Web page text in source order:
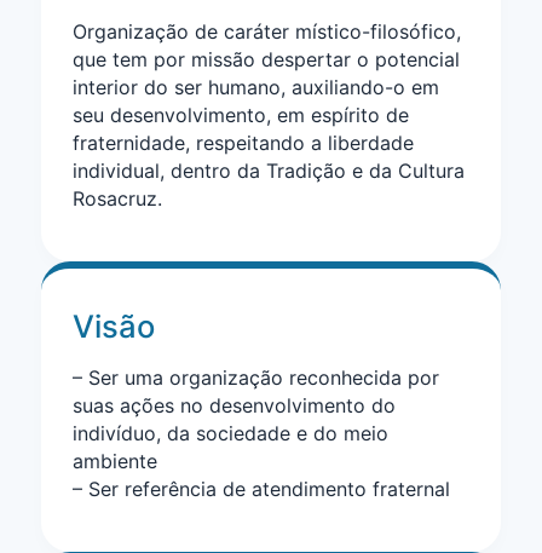
Organização de caráter místico-filosófico,
que tem por missão despertar o potencial
interior do ser humano, auxiliando-o em
seu desenvolvimento, em espírito de
fraternidade, respeitando a liberdade
individual, dentro da Tradição e da Cultura
Rosacruz.
Visão
– Ser uma organização reconhecida por
suas ações no desenvolvimento do
indivíduo, da sociedade e do meio
ambiente
– Ser referência de atendimento fraternal